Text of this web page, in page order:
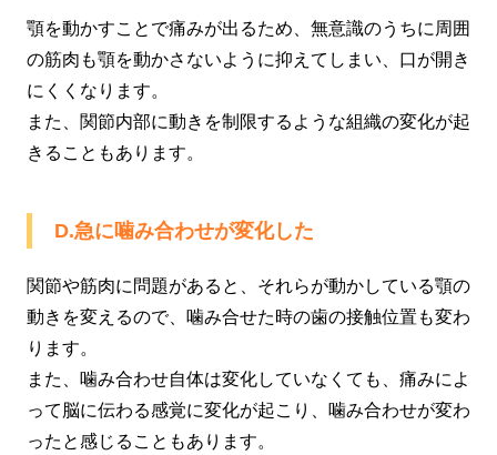
顎を動かすことで痛みが出るため、無意識のうちに周囲
の筋肉も顎を動かさないように抑えてしまい、口が開き
にくくなります。
また、関節内部に動きを制限するような組織の変化が起
きることもあります。
D.急に噛み合わせが変化した
関節や筋肉に問題があると、それらが動かしている顎の
動きを変えるので、噛み合せた時の歯の接触位置も変わ
ります。
また、噛み合わせ自体は変化していなくても、痛みによ
って脳に伝わる感覚に変化が起こり、噛み合わせが変わ
ったと感じることもあります。